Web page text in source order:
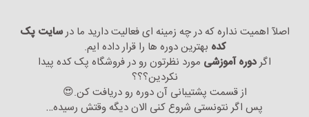
اصلآ اهمیت نداره که در چه زمینه ای فعالیت دارید ما درسایت پک
کده بهترین دوره ها را قرار داده ایم.
اگردوره آموزشی مورد نظرتون رو در فروشگاه پک کده پیدا
نکردین؟؟؟
از قسمت پشتیبانی آن دوره رو دریافت کن.😍
پس اگر نتونستی شروع کنی الان دیگه وقتش رسیده…